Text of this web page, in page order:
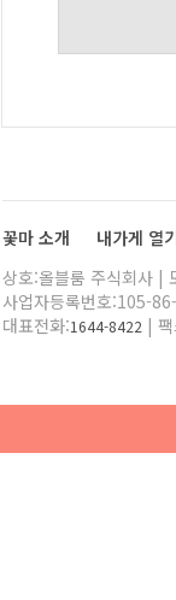
꽃마 소개 내가게 열
상호:올블룸 주식회사 |
사업자등록번호:105-
대표전화:1644-8422 |